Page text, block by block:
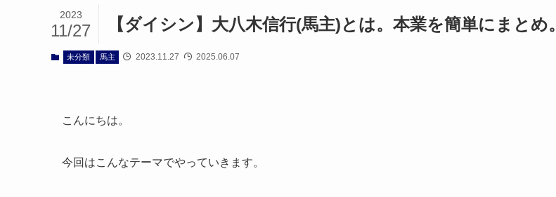
【ダイシン】大八木信行(馬主)とは。本業を簡単にまとめ。
2023
11/27
未分類 馬主 2023.11.27 2025.06.07
こんにちは。
今回はこんなテーマでやっていきます。